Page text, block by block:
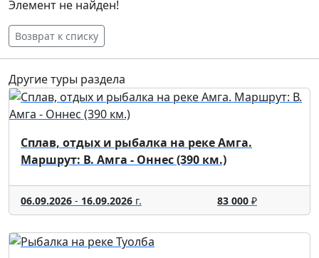
Элемент не найден!
Возврат к списку
Другие туры раздела
Сплав, отдых и рыбалка на реке Амга.
Маршрут: В. Амга - Оннес (390 км.)
06.09.2026 - 16.09.2026 г. 83 000₽